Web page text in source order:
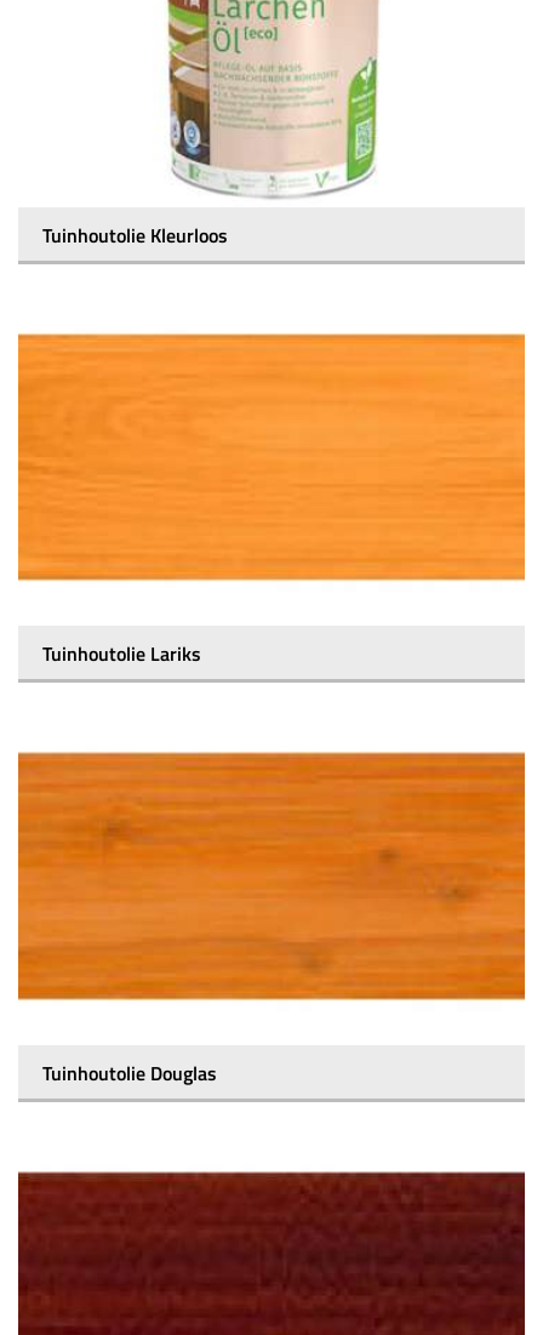
Tuinhoutolie Kleurloos
Tuinhoutolie Lariks
Tuinhoutolie Douglas